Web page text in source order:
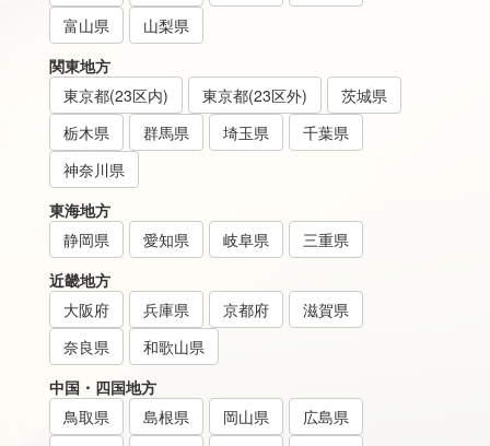
富山県
山梨県
関東地方
東京都(23区内)
東京都(23区外)
茨城県
栃木県
群馬県 埼玉県
千葉県
神奈川県
東海地方
静岡県
愛知県 岐阜県
三重県
近畿地方
大阪府
兵庫県 京都府
滋賀県
奈良県
和歌山県
中国・四国地方
鳥取県
島根県 岡山県
広島県